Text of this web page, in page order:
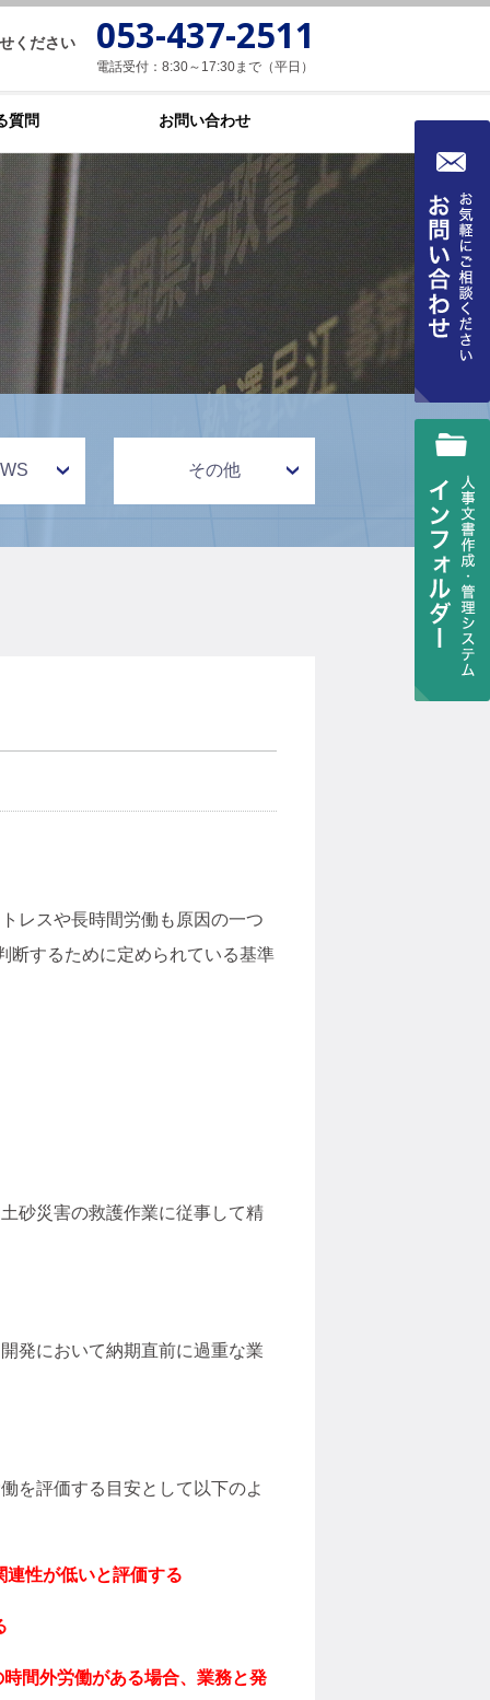
ください 053-437-2511
電話受付：8:30～17:30まで（平日）
質問 お問い合わせ
その他
レスや長時間労働も原因の一つ
断するために定められている基準
砂災害の救護作業に従事して精
発において納期直前に過重な業
を評価する目安として以下のよ
性が低いと評価する
間外労働がある場合、業務と発